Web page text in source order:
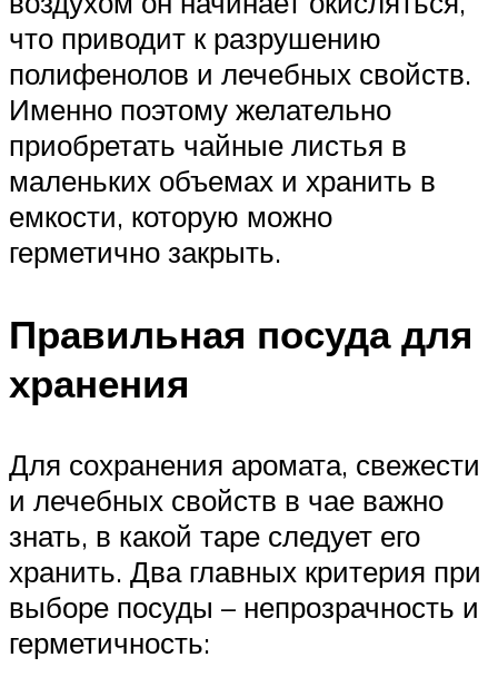
что приводит к разрушению
полифенолов и лечебных свойств.
Именно поэтому желательно
приобретать чайные листья в
маленьких объемах и хранить в
емкости, которую можно
герметично закрыть.
Правильная посуда для
хранения
Для сохранения аромата, свежести
и лечебных свойств в чае важно
знать, в какой таре следует его
хранить. Два главных критерия при
выборе посуды – непрозрачность и
герметичность: